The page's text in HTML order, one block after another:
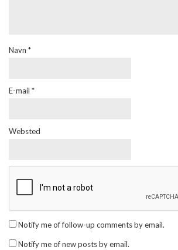
Navn *
E-mail *
Websted
Notify me of follow-up comments by email.
Notify me of new posts by email.